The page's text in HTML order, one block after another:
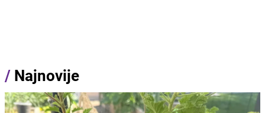
/ Najnovije